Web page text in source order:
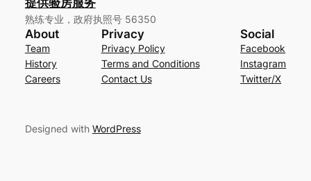
提供验房服务
熟练专业，政府执照号 56350
About
Team
History
Careers
Privacy
Privacy Policy
Terms and Conditions
Contact Us
Social
Facebook
Instagram
Twitter/X
Designed with WordPress